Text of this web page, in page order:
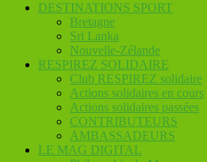
DESTINATIONS SPORT
Bretagne
Sri Lanka
Nouvelle-Zélande
RESPIREZ SOLIDAIRE
Club RESPIREZ solidaire
Actions solidaires en cours
Actions solidaires passées
CONTRIBUTEURS
AMBASSADEURS
LE MAG DIGITAL